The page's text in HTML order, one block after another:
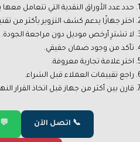
حدد عدد الأوراق النقدية التي تتعامل معها
اختر جهازًا يدعم كشف التزوير بأكثر من
لا تشترِ أرخص موديل دون مراجعة الجودة.
تأكد من وجود ضمان حقيقي.
اختر علامة تجارية معروفة.
راجع تقييمات العملاء قبل الشراء.
قارن بين أكثر من جهاز قبل اتخاذ القرار
📞 اتصل الآن